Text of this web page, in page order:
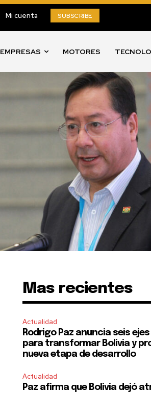
Mi cuenta SUBSCRIBE
EMPRESAS MOTORES
Mas recientes
Actualidad
Rodrigo Paz anuncia seis
para transformar Bolivia y
nueva etapa de desarrollo
Actualidad
Paz afirma que Bolivia dejó